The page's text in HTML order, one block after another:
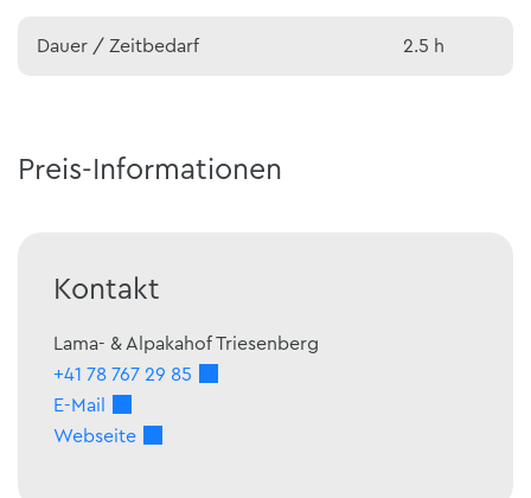
Dauer / Zeitbedarf 2.5 h
Preis-Informationen
Kontakt
Lama- & Alpakahof Triesenberg
+41 78 767 29 85
E-Mail
Webseite